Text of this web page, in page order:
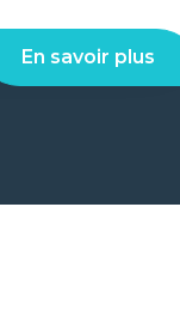
En savoir plus